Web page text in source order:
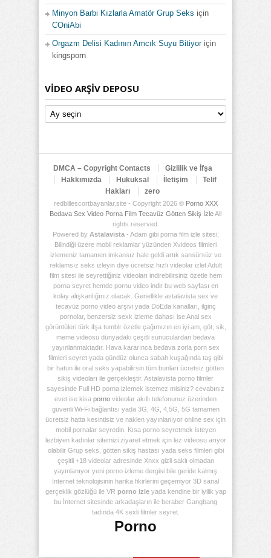
Minyon Barbi Kızlarla Amatör Grup Seks için
COniAbi
Orgazm Delisi Kadının Amcık Suyu Bitiyoriçin
kingsporn
VIDEO ARŞIV DEPOSU
Video
Arşiv
DMCA – Copyright Contacts
Gizlilik ve İfşa
Hakkımızda
Hukuksal İletişim
Telif
Hakları
zero
redbillescortbayanlar.site - Copyright 2026 © Porno XXX
Bedava Sex Video Porna Film Tecavüz Götten Sikiş İzleAll
rights reserved.
Powered by Astalavista- Adam gibi porna film izle sitesi;
Bilindiği üzere mobil reklamlar yüzünden Xvideos filmleri
izlemeniz tamamen imkansız hale geldi artık sansürsüz ve
reklamsız seks izleyin diye ücretsiz hızlı videolar izlet Adult
film sitesi ile seyrettiğiniz videoları indirebilirsiniz özetle hem
porna seyret hemde pornu video indir bu web sayfası en
kolay alışkanlığınız olacak. Genellikle astalavista sex ve
tecavüz porno video arşivi yada DoEda kanalları, ilginç
pornolar, benzersiz sexk izleme dahası ise Anal sex
görüntüleri türk ifşa tumblr özetle çağımızın en iyi am, göt, sik,
meme videosu dünyadaki çeşitli sunuculardan bedava
yayınlanmaktadır. Hava kararınca bedava zorla porn sex
filmleri seyret yada gündüz olunca sabah kuşağında taş gibi
bir hatun ile oral seks yapabilirsin tüm bunları ücretsiz götten
sikiş videoları ile gerçekleştir. Astalavista porno filmler
sayesinde Full HD porna izlemek istemez misiniz? cevabınız
evet ise kisa porno videolar akıllı telefonunuz üzerinden
güvenli Wi-Fi bağlantısı yada 3G, 4G, 4,5G, 5G tamamen
ücretsiz hatta kesintisiz ve naklen yayınlanıyor online sex için
mobil pornalar seyredin. Kısa porno seyretmek isteyen
lezbiyen kadınlar sitemizi ziyaret etmek için lez videosu arıyor
olabilir Grup seks, götten sikiş hastası yada seks filmleri gibi
çeşitli +18 videolar adresinde Xnxx gizli saklı olmadan
yayınlanıyor yeni porno izleme dergisi bile geride kalmış
İnternet teknolojisinin harika fikirlerini geçemiyor 3D sanal
gerçeklik gözlüğü ile VR porno izleyada kendine bir iyilik yap
bu İnternet sitesinde arkadaşların ile beraber Gangbang
tadında 4K sexli filmler seyret.
Porno